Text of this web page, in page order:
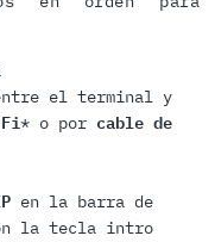
el terminal y
* o por cable de
en la barra de
la tecla intro